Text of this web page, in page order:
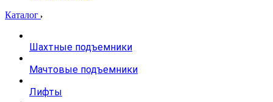
Каталог
Шахтные подъемники
Мачтовые подъемники
Лифты